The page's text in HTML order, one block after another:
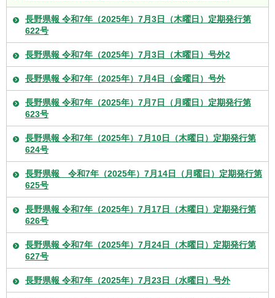
長野県報 令和7年（2025年）7月3日（木曜日）定期発行第
622号
長野県報 令和7年（2025年）7月3日（木曜日）号外2
長野県報 令和7年（2025年）7月4日（金曜日）号外
長野県報 令和7年（2025年）7月7日（月曜日）定期発行第
623号
長野県報 令和7年（2025年）7月10日（木曜日）定期発行第
624号
長野県報 令和7年（2025年）7月14日（月曜日）定期発行第
625号
長野県報 令和7年（2025年）7月17日（木曜日）定期発行第
626号
長野県報 令和7年（2025年）7月24日（木曜日）定期発行第
627号
長野県報 令和7年（2025年）7月23日（水曜日）号外